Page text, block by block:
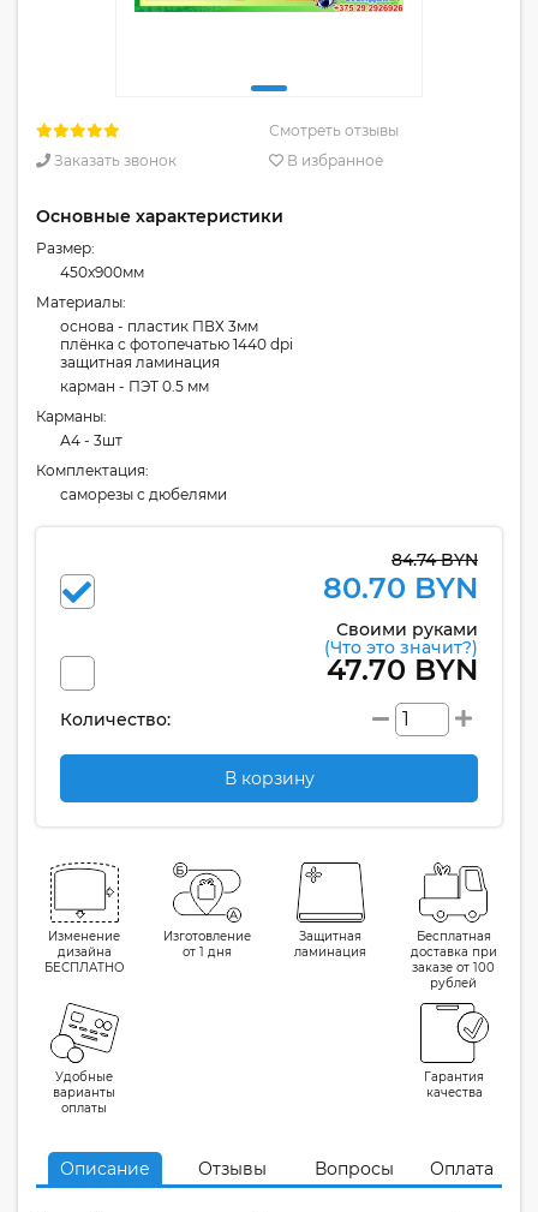
Смотреть отзывы
Заказать звонок
В избранное
Основные характеристики
Размер:
450x900мм
Материалы:
основа - пластик ПВХ 3мм
плёнка с фотопечатью 1440 dpi
защитная ламинация
карман - ПЭТ 0.5 мм
Карманы:
А4 - 3шт
Комплектация:
cаморезы с дюбелями
84.74 BYN
80.70 BYN
Своими руками
(Что это значит?)
47.70 BYN
Количество:
В корзину
Изменение
дизайна
БЕСПЛАТНО
Изготовление
от 1 дня
Защитная
ламинация
Бесплатная
доставка при
заказе от 100
рублей
Удобные
варианты
оплаты
Гарантия
качества
Описание Отзывы Вопросы Оплата